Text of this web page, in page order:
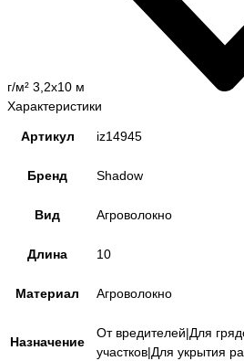
г/м² 3,2x10 м
Характеристики
Артикул iz14945
Бренд Shadow
Вид Агроволокно
Длина 10
Материал Агроволокно
Назначение
От вредителей|Для
участков|Для укрытия